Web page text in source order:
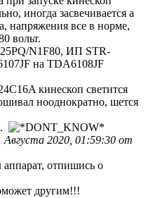
иногда засвечивается а
напряжения все в норме,
вольт.
N1F80, ИП STR-
на TDA6108JF
кинескоп светится
нооднократно, шется
Августа 2020, 01:59:30 от
отпишись о
другим!!!